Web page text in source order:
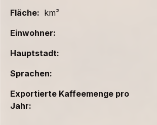
Fläche: km²
Einwohner:
Hauptstadt:
Sprachen:
Exportierte Kaffeemenge pro
Jahr: